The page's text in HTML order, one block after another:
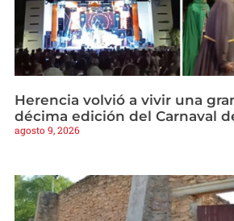
Herencia volvió a vivir una
décima edición del Carnaval
agosto 9, 2026